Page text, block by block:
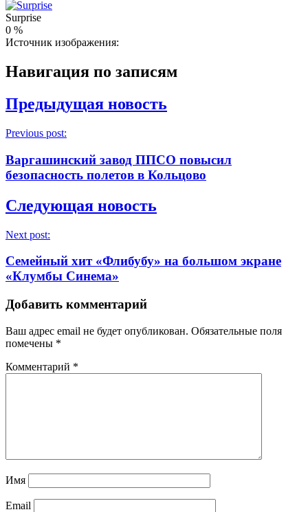
Surprise
0 %
Источник изображения:
Навигация по записям
Предыдущая новость
Previous post:
Варгашинский завод ППСО повысил
безопасность полетов в Кольцово
Следующая новость
Next post:
Семейный хит «Флибубу» на большом экране
«Клумбы Синема»
Добавить комментарий
Ваш адрес email не будет опубликован. Обязательные поля
помечены *
Комментарий *
Имя
Email